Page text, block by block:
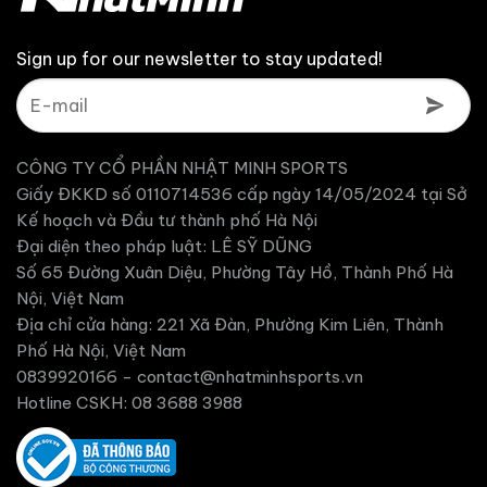
Sign up for our newsletter to stay updated!
CÔNG TY CỔ PHẦN NHẬT MINH SPORTS
Giấy ĐKKD số 0110714536 cấp ngày 14/05/2024 tại Sở
Kế hoạch và Đầu tư thành phố Hà Nội
Đại diện theo pháp luật: LÊ SỸ DŨNG
Số 65 Đường Xuân Diệu, Phường Tây Hồ, Thành Phố Hà
Nội, Việt Nam
Địa chỉ cửa hàng: 221 Xã Đàn, Phường Kim Liên, Thành
Phố Hà Nội, Việt Nam
0839920166 - contact@nhatminhsports.vn
Hotline CSKH: 08 3688 3988